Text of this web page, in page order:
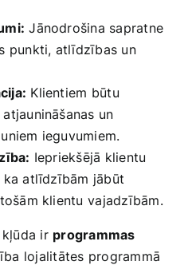
Jānodrošina sapratne
punkti, atlīdzības un
Klientiem ⁢būtu
un
ieguvumiem.
‍Iepriekšējā klientu
ka atlīdzībām ‌jābūt
klientu⁤ vajadzībām.
ir programmas
lojalitātes programmā